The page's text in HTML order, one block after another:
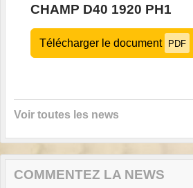
CHAMP D40 1920 PH1
Télécharger le document PDF
Voir toutes les news
COMMENTEZ LA NEWS